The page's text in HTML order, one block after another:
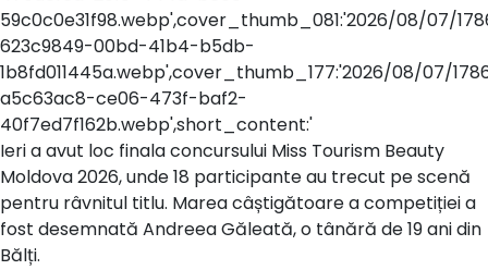
59c0c0e31f98.webp',cover_thumb_081:'2026/08/07/
623c9849-00bd-41b4-b5db-
1b8fd011445a.webp',cover_thumb_177:'2026/08/07/
a5c63ac8-ce06-473f-baf2-
40f7ed7f162b.webp',short_content:'
Ieri a avut loc finala concursului Miss Tourism Beauty
Moldova 2026, unde 18 participante au trecut pe scenă
pentru râvnitul titlu. Marea câștigătoare a competiției a
fost desemnată Andreea Găleată, o tânără de 19 ani din
Bălți.